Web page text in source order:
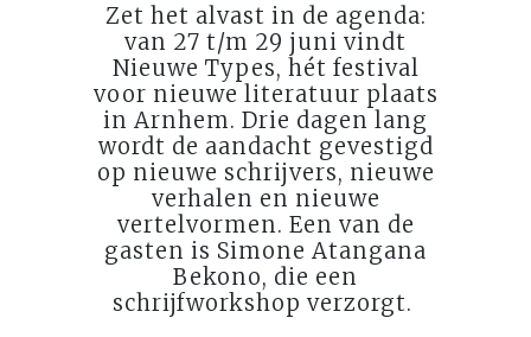
Zet het alvast in de agenda:
van 27 t/m 29 juni vindt
Nieuwe Types, hét festival
voor nieuwe literatuur plaats
in Arnhem. Drie dagen lang
wordt de aandacht gevestigd
op nieuwe schrijvers, nieuwe
verhalen en nieuwe
vertelvormen. Een van de
gasten is Simone Atangana
Bekono, die een
schrijfworkshop verzorgt.